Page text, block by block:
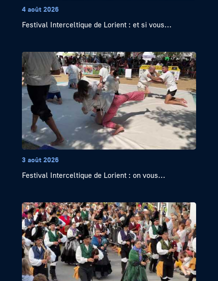
4 août 2026
Festival Interceltique de Lorient : et si vous...
3 août 2026
Festival Interceltique de Lorient : on vous...